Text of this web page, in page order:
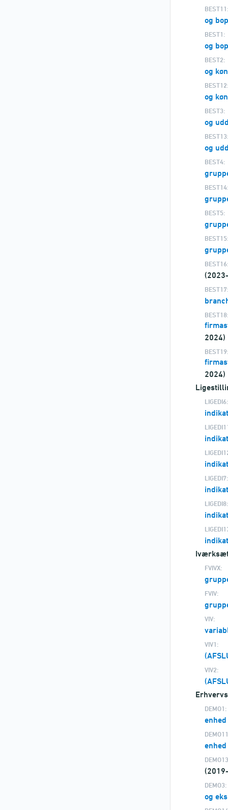
BEST11:
og
BEST1:
og
BEST2:
og
BEST12:
og køn
BEST3:
og
BEST13:
og
BEST4:
BEST14:
BEST5:
BEST15:
BEST16:
BEST17:
BEST18:
2024)
BEST19:
2024)
LIGEDI6:
LIGEDI7:
LIGEDI8:
FVIVX:
FVIV:
VIV:
VIV1:
VIV2:
DEMO1:
enhed
enhed
DEMO3:
og